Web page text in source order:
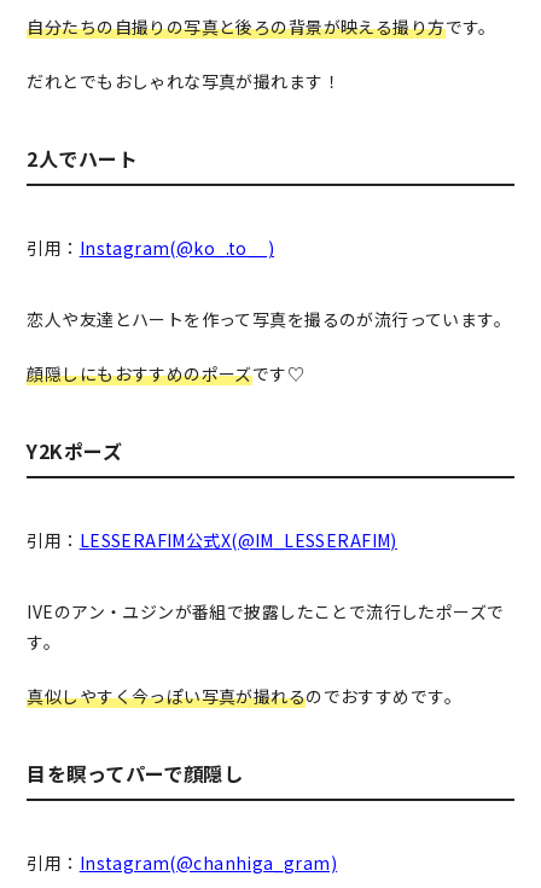
自分たちの自撮りの写真と後ろの背景が映える撮り方です。
だれとでもおしゃれな写真が撮れます！
2人でハート
引用： Instagram(@ko_.to__)
恋人や友達とハートを作って写真を撮るのが流行っています。
顔隠しにもおすすめのポーズです♡
Y2Kポーズ
引用： LESSERAFIM公式X(@IM_LESSERAFIM)
IVEのアン・ユジンが番組で披露したことで流行したポーズで
す。
真似しやすく今っぽい写真が撮れるのでおすすめです。
目を瞑ってパーで顔隠し
引用： Instagram(@chanhiga_gram)